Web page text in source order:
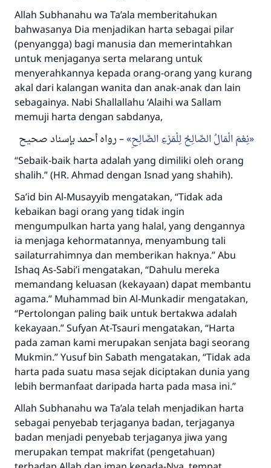
Allah Subhanahu wa Ta’ala memberitahukan
bahwasanya Dia menjadikan harta sebagai pilar
(penyangga) bagi manusia dan memerintahkan
untuk menjaganya serta melarang untuk
menyerahkannya kepada orang-orang yang kurang
akal dari kalangan wanita dan anak-anak dan lain
sebagainya. Nabi Shallallahu ‘Alaihi wa Sallam
memuji harta dengan sabdanya,
نِعْمَ الْمَالُ الصَّالِحُ لِلْمَرْءِ الصَّالِحِ – رواه أحمد بإسناد صحيح
“Sebaik-baik harta adalah yang dimiliki oleh orang
shalih.”(HR. Ahmad dengan Isnad yang shahih).
Sa’id bin Al-Musayyib mengatakan, “Tidak ada
kebaikan bagi orang yang tidak ingin
mengumpulkan harta yang halal, yang dengannya
ia menjaga kehormatannya, menyambung tali
sailaturrahimnya dan memberikan haknya.” Abu
Ishaq As-Sabi’i mengatakan, “Dahulu mereka
memandang keluasan (kekayaan) dapat membantu
agama.” Muhammad bin Al-Munkadir mengatakan,
“Pertolongan paling baik untuk bertakwa adalah
kekayaan.” Sufyan At-Tsauri mengatakan, “Harta
pada zaman kami merupakan senjata bagi seorang
Mukmin.” Yusuf bin Sabath mengatakan, “Tidak ada
harta pada suatu masa sejak diciptakan dunia yang
lebih bermanfaat daripada harta pada masa ini.”
Allah Subhanahu wa Ta’ala telah menjadikan harta
sebagai penyebab terjaganya badan, terjaganya
badan menjadi penyebab terjaganya jiwa yang
merupakan tempat makrifat (pengetahuan)